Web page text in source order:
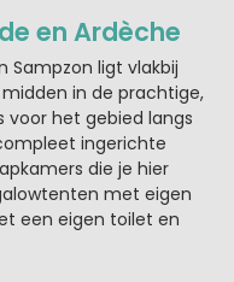
en Ardèche
Sampzon ligt vlakbij
in de prachtige,
voor het gebied langs
ingerichte
die je hier
met eigen
een eigen toilet en